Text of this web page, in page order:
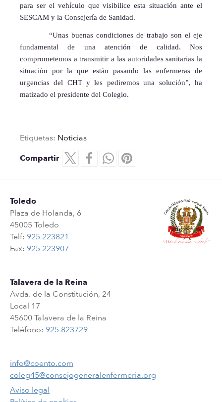
para ser el vehículo que visibilice esta situación ante el
SESCAM y la Consejería de Sanidad.
“Unas buenas condiciones de trabajo son el eje
fundamental de una atención de calidad. Nos
comprometemos a transmitir a las autoridades sanitarias la
situación por la que están pasando las enfermeras de
urgencias del CHT y les pediremos una solución”, ha
matizado el presidente del Colegio.
Etiquetas: Noticias
Compartir
Toledo
Plaza de Holanda, 6
45005 Toledo
Telf: 925 223821
Fax: 925 223907
Talavera de la Reina
Avda. de la Constitución, 24
Local 17
45600 Talavera de la Reina
Teléfono: 925 823729
info@coento.com
coleg45@consejogeneralenfermeria.org
Aviso legal